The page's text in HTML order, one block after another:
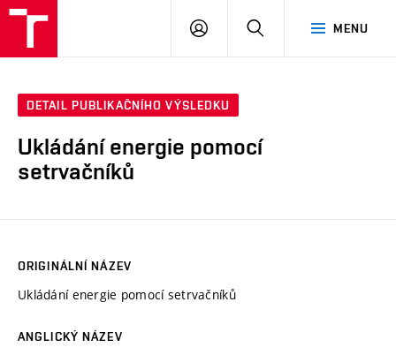
MENU
PŘIHLÁSIT
DETAIL PUBLIKAČNÍHO VÝSLEDKU
Ukládání energie pomocí
setrvačníků
ORIGINÁLNÍ NÁZEV
Ukládání energie pomocí setrvačníků
ANGLICKÝ NÁZEV